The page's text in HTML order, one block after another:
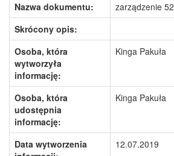
Nazwa dokumentu:
zarządzenie 52
Skrócony opis:
Osoba, która
wytworzyła
informację:
Kinga Pakuła
Osoba, która
udostępnia
informację:
Kinga Pakuła
Data wytworzenia
12.07.2019